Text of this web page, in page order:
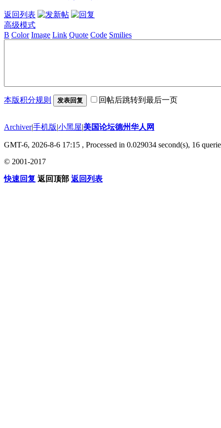
返回列表
高级模式
B Color Image Link Quote Code Smilies
本版积分规则 发表回复 回帖后跳转到最后一页
Archiver|手机版|小黑屋|美国论坛德州华人网
GMT-6, 2026-8-6 17:15 , Processed in 0.029034 second(s), 16
© 2001-2017
快速回复 返回顶部 返回列表